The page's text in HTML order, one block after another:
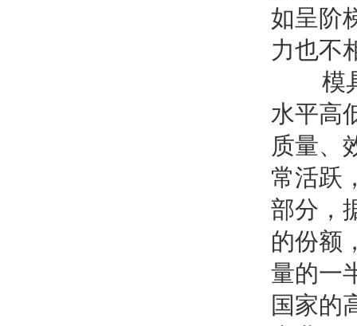
如呈阶
力也不
模具
水平高
质量、
常活跃
部分，
的份额
量的一
国家的